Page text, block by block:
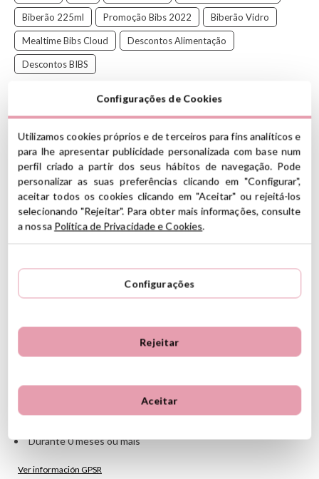
Biberão 225ml Promoção Bibs 2022 Biberão Vidro
Mealtime Bibs Cloud Descontos Alimentação
Descontos BIBS
Biberão composto por uma garrafa de vidro, tetina redonda,
tampa e disco vedante, perfeito para evitar derramamentos ao
seu pequeno.
A tetina é idêntica à clássica chupeta BIBS Colour com uma
tetina arredondada, que se assemelha ao peito de uma mãe. Foi
concebida com uma válvula anti-cólicas em forma de coração para
assegurar o melhor fluxo de leite.
Garrafa de vidro borossilicatado
Tampa e selador em PP e TPE
Capacidade: 225ml
Medidas da garrafa: diâmetro 5,6cm x altura 22,3cm
A garrafa é lavável na máquina de lavar louça
Garrafa segura para micro-ondas
Lavagem manual
Durante 0 meses ou mais
Ver información GPSR
Configurações de Cookies
Utilizamos cookies próprios e de terceiros para fins analíticos e
para lhe apresentar publicidade personalizada com base num
perfil criado a partir dos seus hábitos de navegação. Pode
personalizar as suas preferências clicando em "Configurar",
aceitar todos os cookies clicando em "Aceitar" ou rejeitá-los
selecionando "Rejeitar". Para obter mais informações, consulte
a nossa Política de Privacidade e Cookies.
Configurações
Rejeitar
Aceitar